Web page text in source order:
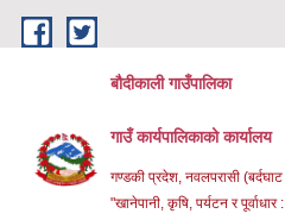
Skip to main content
बौदीकाली गाउँपालिका
गाउँ कार्यपालिकाको कार्यालय
गण्डकी प्रदेश, नवलपरासी
"खानेपानी, कृषि, पर्यटन र पूर्वाधार